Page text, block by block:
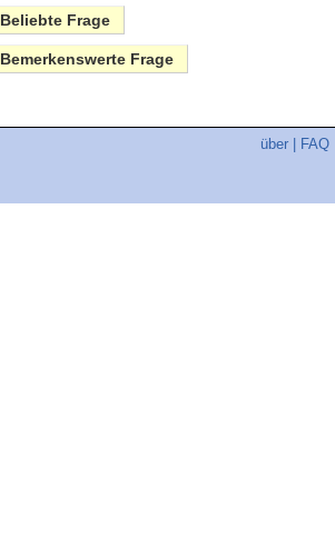
Beliebte Frage
Bemerkenswerte Frage
über FAQ